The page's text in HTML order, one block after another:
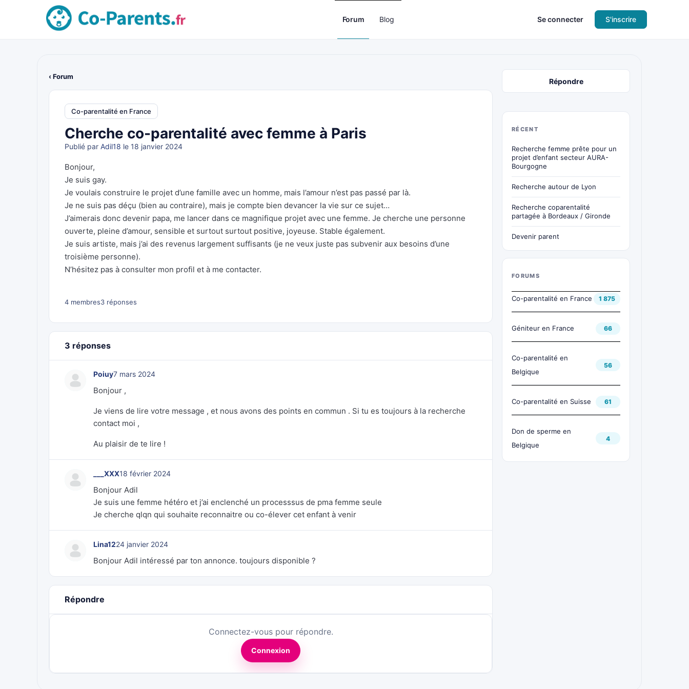
Forum Blog Se connecter S'inscrire
‹ Forum
Co-parentalité en France
Cherche co-parentalité avec femme à Paris
Publié par Adil18 le 18 janvier 2024
Bonjour,
Je suis gay.
Je voulais construire le projet d’une famille avec un homme, mais l’amour n’est pas passé par là.
Je ne suis pas déçu (bien au contraire), mais je compte bien devancer la vie sur ce sujet…
J’aimerais donc devenir papa, me lancer dans ce magnifique projet avec une femme. Je cherche une personne
ouverte, pleine d’amour, sensible et surtout surtout positive, joyeuse. Stable également.
Je suis artiste, mais j’ai des revenus largement suffisants (je ne veux juste pas subvenir aux besoins d’une
troisième personne).
N’hésitez pas à consulter mon profil et à me contacter.
4 membres3 réponses
3 réponses
Poiuy7 mars 2024
Bonjour ,
Je viens de lire votre message , et nous avons des points en commun . Si tu es toujours à la recherche
contact moi ,
Au plaisir de te lire !
___XXX18 février 2024
Bonjour Adil
Je suis une femme hétéro et j’ai enclenché un processsus de pma femme seule
Je cherche qlqn qui souhaite reconnaitre ou co-élever cet enfant à venir
Lina1224 janvier 2024
Bonjour Adil intéressé par ton annonce. toujours disponible ?
Répondre
Connectez-vous pour répondre.
Connexion
Répondre
RÉCENT
Recherche femme prête pour un
projet d’enfant secteur AURA-
Bourgogne
Recherche autour de Lyon
Recherche coparentalité
partagée à Bordeaux / Gironde
Devenir parent
FORUMS
Co-parentalité en France 1 875
Géniteur en France 66
Co-parentalité en
Belgique
56
Co-parentalité en Suisse 61
Don de sperme en
Belgique
4